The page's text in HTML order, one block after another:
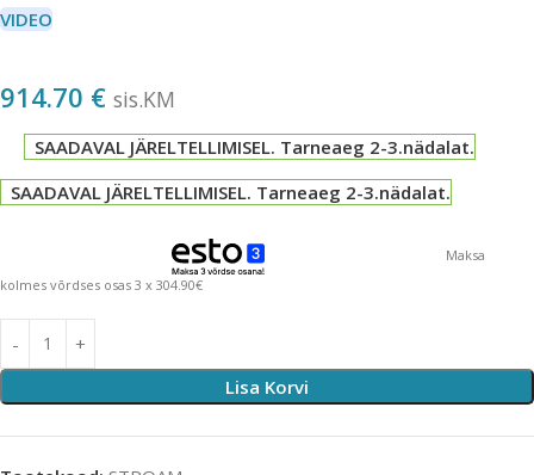
VIDEO
914.70 € sis.KM
SAADAVAL JÄRELTELLIMISEL. Tarneaeg 2-3.nädalat.
SAADAVAL JÄRELTELLIMISEL. Tarneaeg 2-3.nädalat.
Maksa
kolmes võrdses osas 3 x 304.90€
Lisa Korvi